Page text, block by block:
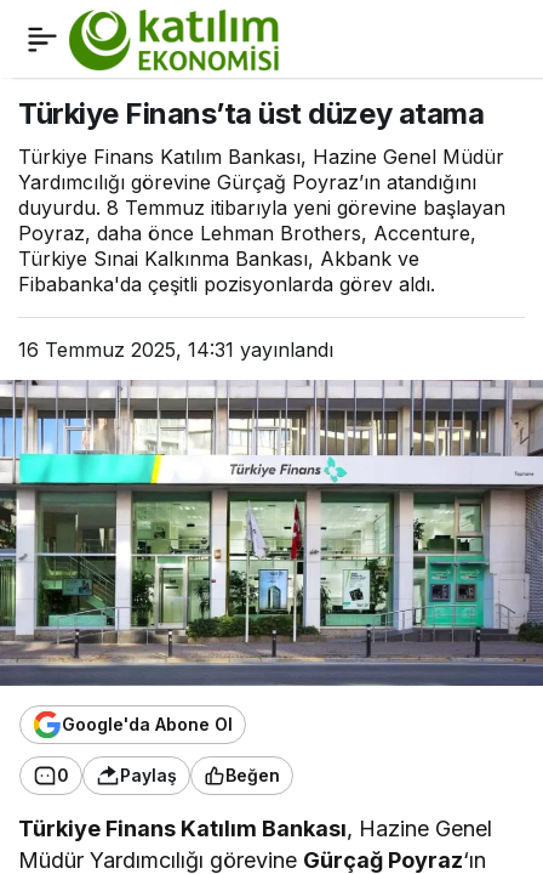
Türkiye Finans’ta üst düzey atama
Türkiye Finans Katılım Bankası, Hazine Genel Müdür
Yardımcılığı görevine Gürçağ Poyraz’ın atandığını
duyurdu. 8 Temmuz itibarıyla yeni görevine başlayan
Poyraz, daha önce Lehman Brothers, Accenture,
Türkiye Sınai Kalkınma Bankası, Akbank ve
Fibabanka'da çeşitli pozisyonlarda görev aldı.
16 Temmuz 2025, 14:31 yayınlandı
Google'da Abone Ol
0 Paylaş Beğen
Türkiye Finans Katılım Bankası, Hazine Genel
Müdür Yardımcılığı görevine Gürçağ Poyraz‘ın
BES Fonları 1,5 Trilyonu
Aştı: Hedef 5 Trilyon TL